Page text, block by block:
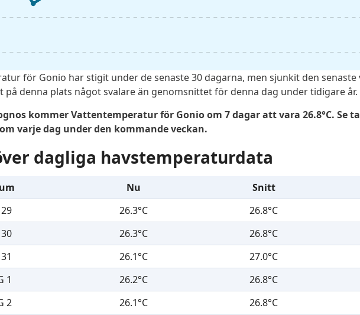
för Gonio har stigit under de senaste 30 dagarna, men sjunkit den senaste
på denna plats något svalare än genomsnittet för denna dag under tidigare år.
kommer Vattentemperatur för Gonio om 7 dagar att vara 26.8°C. Se
varje dag under den kommande veckan.
dagliga havstemperaturdata
Nu Snitt
29
26.3°C
26.8°C
30
26.3°C
26.8°C
26.1°C
27.0°C
1
26.2°C
26.8°C
2
26.1°C
26.8°C